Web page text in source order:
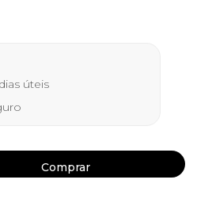
úteis
Comprar